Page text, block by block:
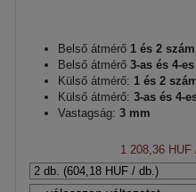
Belső átmérő 1 és 2
Belső átmérő 3-as és 4-
Külső átmérő: 1 és 2
Külső átmérő: 3-as és 4-
Vastagság: 3 mm
1 208,36 HUF